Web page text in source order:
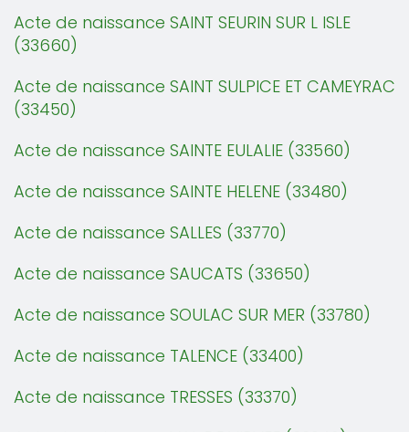
Acte de naissance SAINT SEURIN SUR L ISLE
(33660)
Acte de naissance SAINT SULPICE ET CAMEYRAC
(33450)
Acte de naissance SAINTE EULALIE (33560)
Acte de naissance SAINTE HELENE (33480)
Acte de naissance SALLES (33770)
Acte de naissance SAUCATS (33650)
Acte de naissance SOULAC SUR MER (33780)
Acte de naissance TALENCE (33400)
Acte de naissance TRESSES (33370)